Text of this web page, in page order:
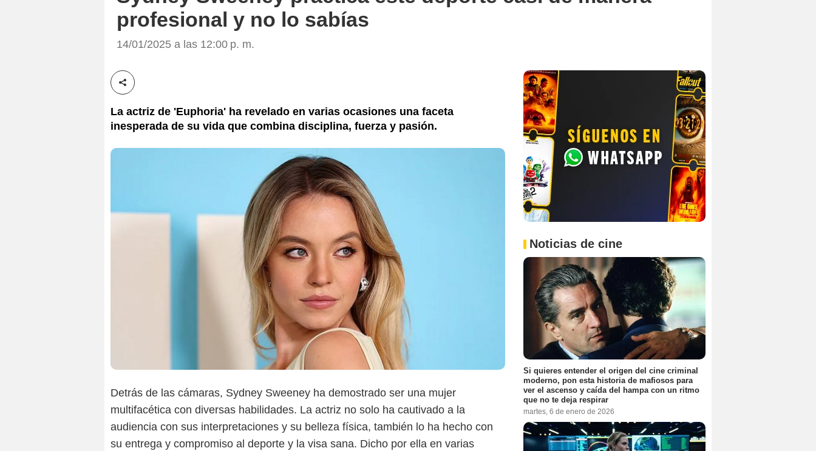
profesional y no lo sabías
14/01/2025 a las 12:00 p. m.
Compartir esta noticia
La actriz de 'Euphoria' ha revelado en varias ocasiones una faceta
inesperada de su vida que combina disciplina, fuerza y pasión.
Detrás de las cámaras, Sydney Sweeney ha demostrado ser una mujer
multifacética con diversas habilidades. La actriz no solo ha cautivado a la
audiencia con sus interpretaciones y su belleza física, también lo ha hecho con
su entrega y compromiso al deporte y la visa sana. Dicho por ella en varias
Noticias de cine
Si quieres entender el origen del cine criminal
moderno, pon esta historia de mafiosos para
ver el ascenso y caída del hampa con un ritmo
que no te deja respirar
martes, 6 de enero de 2026